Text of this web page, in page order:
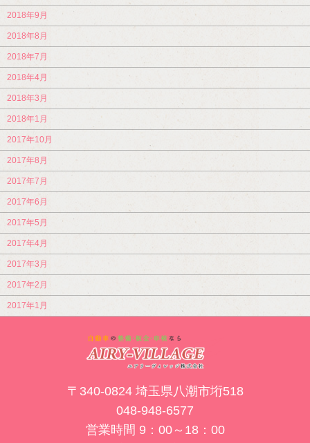
2018年9月
2018年8月
2018年7月
2018年4月
2018年3月
2018年1月
2017年10月
2017年8月
2017年7月
2017年6月
2017年5月
2017年4月
2017年3月
2017年2月
2017年1月
〒340-0824 埼玉県八潮市垳518
048-948-6577
営業時間 9：00～18：00